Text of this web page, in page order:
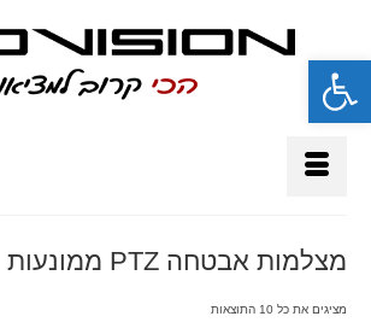
פתח סרגל נגישות
מצלמות אבטחה PTZ ממונעות
מציגים את כל ⁦10⁩ התוצאות